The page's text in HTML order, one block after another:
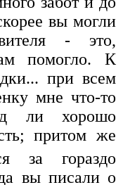
вы могли
- это,
помогло. К
при всем
мне что-то
ли хорошо
притом же
за гораздо
вы писали о